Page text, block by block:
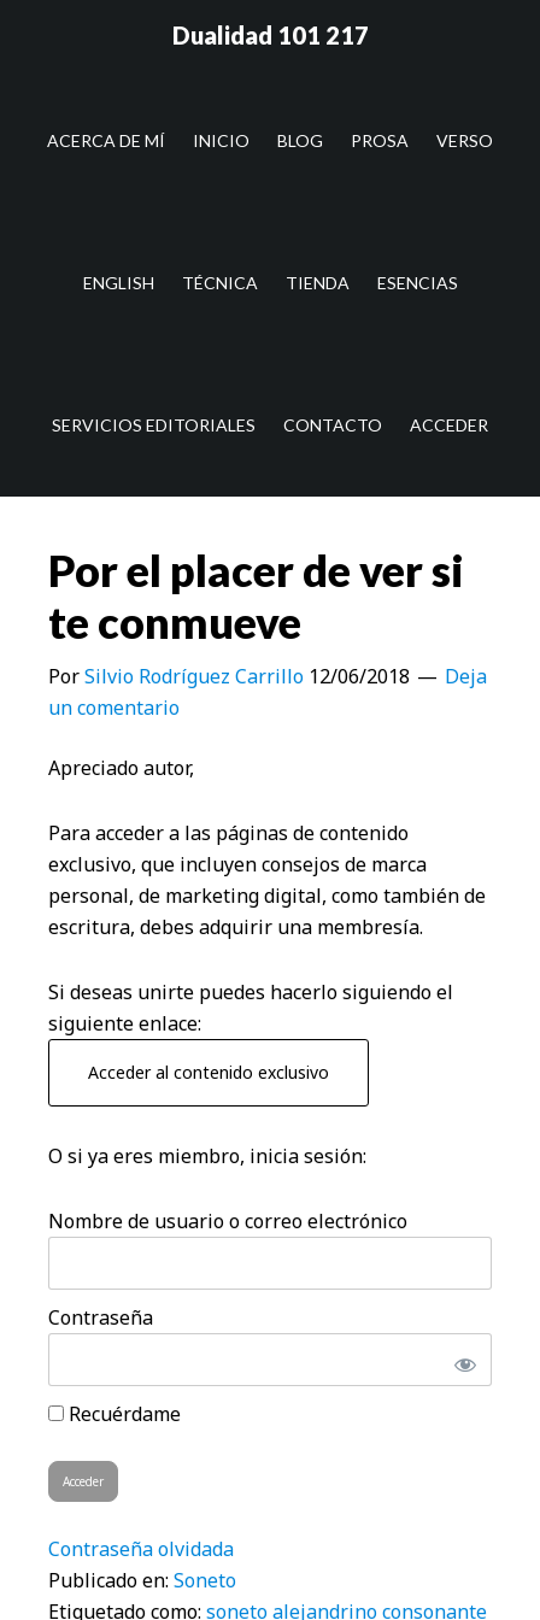
lateral
Dualidad 101 217
ACERCA DE MÍ INICIO BLOG PROSA VERSO
ENGLISH TÉCNICA TIENDA ESENCIAS
SERVICIOS EDITORIALES CONTACTO ACCEDER
Por el placer de ver si
te conmueve
PorSilvio Rodríguez Carrillo 12/06/2018
Deja
un comentario
Apreciado autor,
Para acceder a las páginas de contenido
exclusivo, que incluyen consejos de marca
personal, de marketing digital, como también de
escritura, debes adquirir una membresía.
Si deseas unirte puedes hacerlo siguiendo el
siguiente enlace:
Acceder al contenido exclusivo
O si ya eres miembro, inicia sesión:
Nombre de usuario o correo electrónico
Contraseña
Recuérdame
Contraseña olvidada
Publicado en: Soneto
Etiquetado como: soneto alejandrino consonante